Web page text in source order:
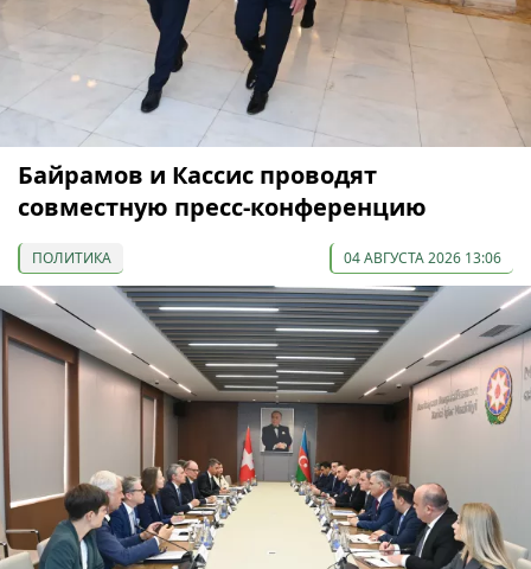
Байрамов и Кассис проводят
совместную пресс-конференцию
ПОЛИТИКА 04 АВГУСТА 2026 13:06